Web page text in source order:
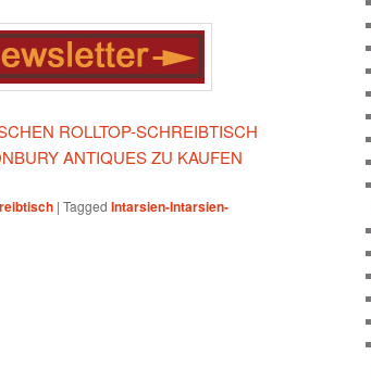
ROLLTOP-SCHREIBTISCH
ANTIQUES ZU KAUFEN
| Tagged Intarsien-Intarsien-